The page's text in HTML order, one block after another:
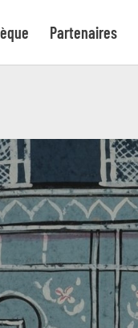
Partenaires